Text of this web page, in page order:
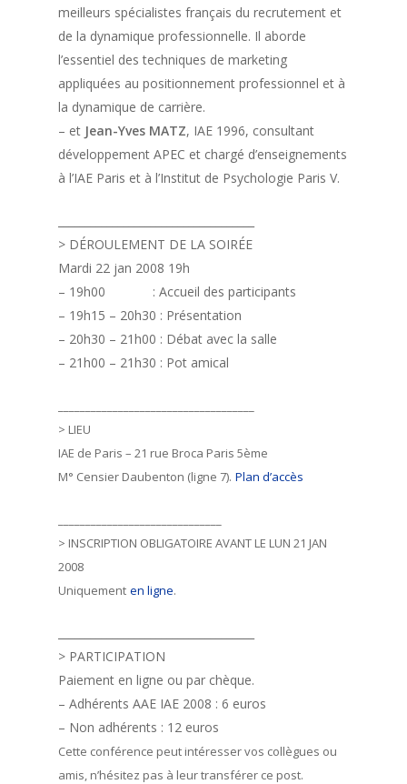
meilleurs spécialistes français du recrutement et
de la dynamique professionnelle. Il aborde
l’essentiel des techniques de marketing
appliquées au positionnement professionnel et à
la dynamique de carrière.
– et Jean-Yves MATZ, IAE 1996, consultant
développement APEC et chargé d’enseignements
à l’IAE Paris et à l’Institut de Psychologie Paris V.
> DÉROULEMENT DE LA SOIRÉE
Mardi 22 jan 2008 19h
– 19h00 : Accueil des participants
– 19h15 – 20h30 : Présentation
– 20h30 – 21h00 : Débat avec la salle
– 21h00 – 21h30 : Pot amical
> LIEU
IAE de Paris – 21 rue Broca Paris 5ème
M° Censier Daubenton (ligne 7). Plan d’accès
> INSCRIPTION OBLIGATOIRE AVANT LE LUN 21 JAN
2008
Uniquement en ligne.
> PARTICIPATION
Paiement en ligne ou par chèque.
– Adhérents AAE IAE 2008 : 6 euros
– Non adhérents : 12 euros
Cette conférence peut intéresser vos collègues ou
amis, n’hésitez pas à leur transférer ce post.